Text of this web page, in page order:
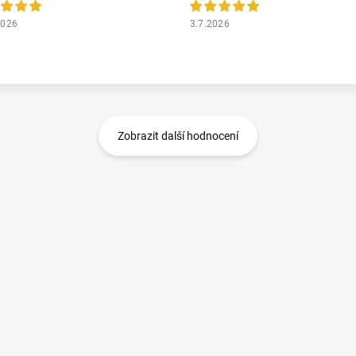
3.7.2026
Zobrazit další hodnocení